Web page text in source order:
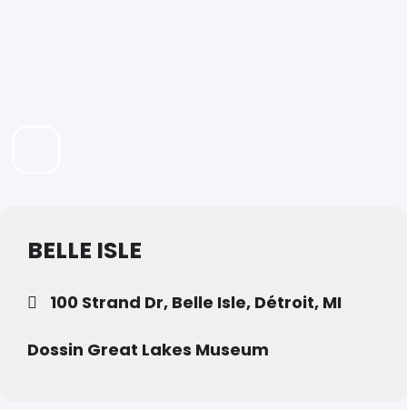
BELLE ISLE
100 Strand Dr, Belle Isle, Détroit, MI
Dossin Great Lakes Museum